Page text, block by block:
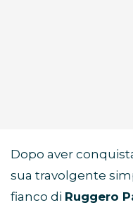
Dopo aver
sua travolgente
fianco di Ruggero